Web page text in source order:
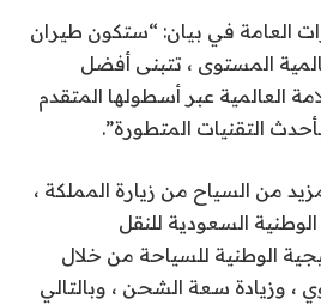
العامة في بيان: “ستكون طيران
المستوى ، تتبنى أفضل
العالمية عبر أسطولها المتقدم
التقنيات المتطورة”.
من السياح من زيارة المملكة ،
السعودية للنقل
الوطنية للسياحة من خلال
، وزيادة سعة الشحن ، وبالتالي